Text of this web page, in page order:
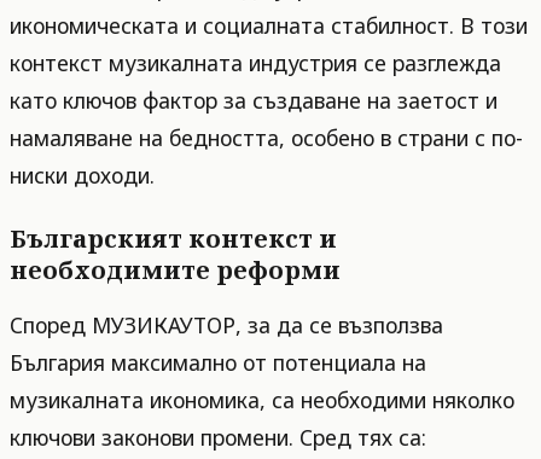
икономическата и социалната стабилност. В този
контекст музикалната индустрия се разглежда
като ключов фактор за създаване на заетост и
намаляване на бедността, особено в страни с по-
ниски доходи.
Българският контекст и
необходимите реформи
Според МУЗИКАУТОР, за да се възползва
България максимално от потенциала на
музикалната икономика, са необходими няколко
ключови законови промени. Сред тях са: